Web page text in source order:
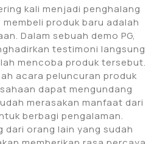
kali menjadi penghalang
produk baru adalah
Dalam sebuah demo PG,
testimoni langsung
mencoba produk tersebut.
acara peluncuran produk
dapat mengundang
merasakan manfaat dari
berbagi pengalaman.
dari orang lain yang sudah